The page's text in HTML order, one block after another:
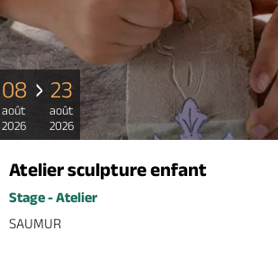
08
août
2026
23
août
2026
Atelier sculpture enfant
Stage - Atelier
SAUMUR